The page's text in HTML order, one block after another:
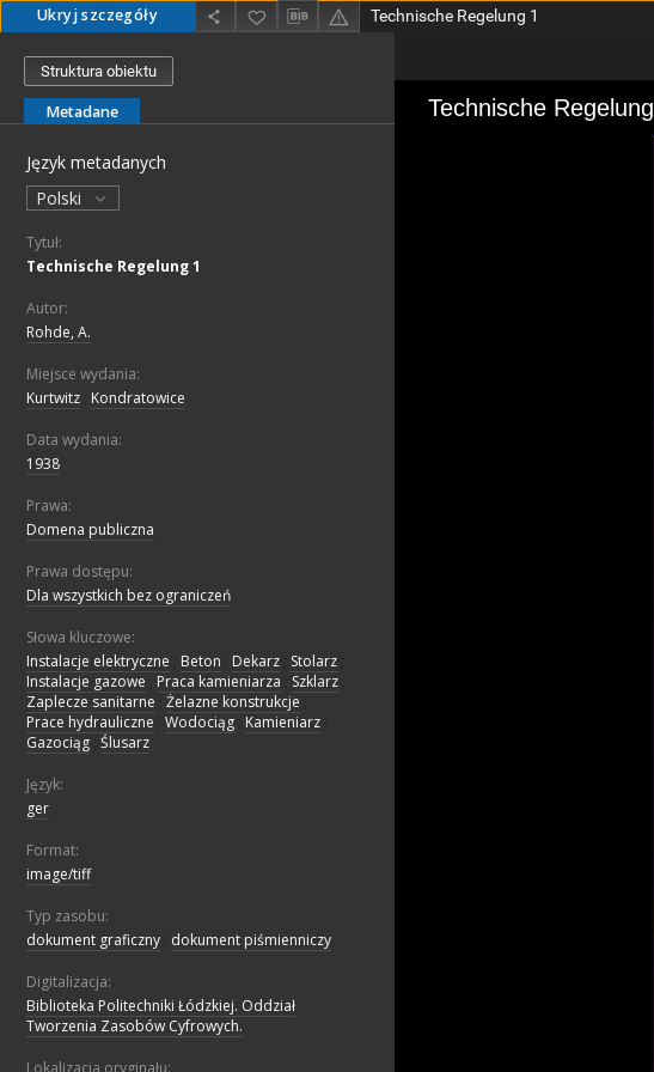
Ukryj szczegóły Technische Regelung 1
Struktura obiektu
Metadane
Język metadanych
Polski
Tytuł:
Technische Regelung 1
Autor:
Rohde, A.
Miejsce wydania:
Kurtwitz Kondratowice
Data wydania:
1938
Prawa:
Domena publiczna
Prawa dostępu:
Dla wszystkich bez ograniczeń
Słowa kluczowe:
Instalacje elektryczne
Beton Dekarz Stolarz
Instalacje gazowe
Praca kamieniarza Szklarz
Zaplecze sanitarne Żelazne konstrukcje
Prace hydrauliczne Wodociąg Kamieniarz
Gazociąg Ślusarz
Język:
ger
Format:
image/tiff
Typ zasobu:
dokument graficzny dokument piśmienniczy
Digitalizacja:
Biblioteka Politechniki Łódzkiej. Oddział
Tworzenia Zasobów Cyfrowych.